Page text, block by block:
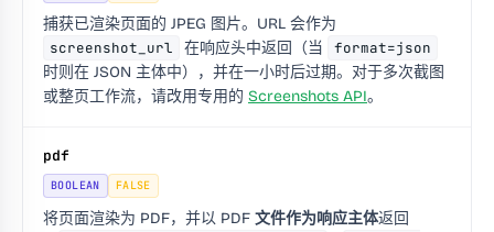
捕获已渲染页面的 JPEG 图片。URL 会作为
screenshot_url
在响应头中返回（当
format=json
时则在 JSON 主体中），并在一小时后过期。对于多次截图
或整页工作流，请改用专用的 Screenshots API。
pdf
BOOLEAN FALSE
将页面渲染为 PDF，并以 PDF 文件作为响应主体返回